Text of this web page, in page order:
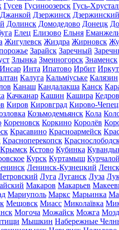
Гусев Гусиноозерск Гусь-
Джанкой Дзержинск Дзержинский
Долинск Домодедово Донецк
Елец Елизово Ельня
Жигулевск Жиздра Жирновск
Зарайск Заречный
Злынка Змеиногорск Знаменск
Инсар Инта Ипатово Ирбит
Калуга Кальміуське Калязин
Канаш Кандалакша Канск
Качканар Кашин Кашира
Киров Кировград Кирово-
Козьмодемьянск Кола
Кореновск Коркино Королёв
Красавино Красноармейск
Красноперекопск
Крымск Кстово Кубинка
Курск Куртамыш Курчалой
Ленинск-Кузнецкий Ленск
Луга Луганск Луза
Макаров Макарьев
Мариуполь Маркс Марьинка
Мещовск Миасс Миколаївка
Могоча Можайск Можга
Мышкин Набережные